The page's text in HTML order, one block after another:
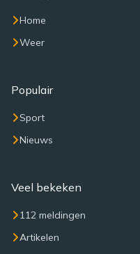
Home
Weer
Populair
Sport
Nieuws
Veel bekeken
112 meldingen
Artikelen